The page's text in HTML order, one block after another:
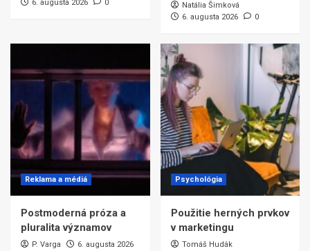
6. augusta 2026
0
Natália Šimková
6. augusta 2026
0
Reklama a médiá
Postmoderná próza a
pluralita významov
P. Varga
6. augusta 2026
Psychológia
Použitie herných prvkov
v marketingu
Tomáš Hudák